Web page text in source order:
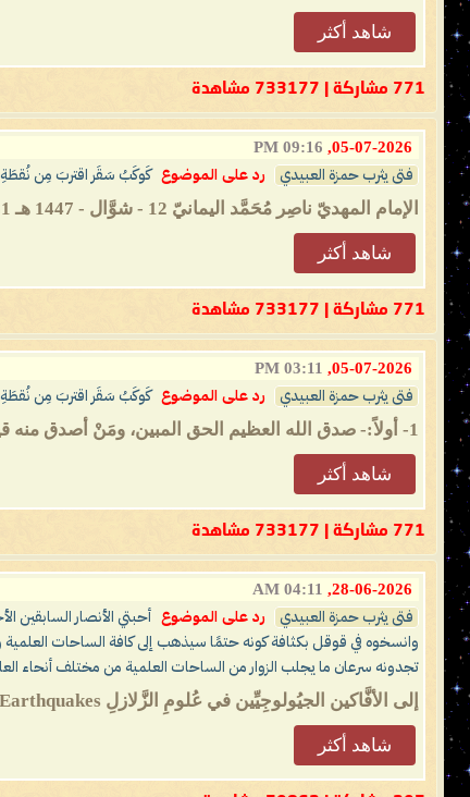
شاهد أكثر
771 مشاركة | 733177 مشاهدة
05-07-2026,
09:16 PM
فتى يثرب حمزة العبيدي رد على الموضوع كَوكَبُ سَقَر اقتربَ مِن نُقطَةِ
الإمام المهديّ ناصِر مُحَمَّد اليمانيّ 12 - شوَّال - 1447 هـ 31 - 03 - 2026 مـ 05:54 مساءً (بحسب التَّقويم الرّسميّ لأم القُرى) ...
شاهد أكثر
771 مشاركة | 733177 مشاهدة
05-07-2026,
03:11 PM
فتى يثرب حمزة العبيدي رد على الموضوع كَوكَبُ سَقَر اقتربَ مِن نُقطَةِ
1- أولاً:- صدق الله العظيم الحق المبين، ومَنْ أصدق منه قيلاً، نستغفره ونتوب إليه. رضينا بالله رباً، وبالإسلام ديناً، وبمحمدٍ -صلى الله عليه وسلم-...
شاهد أكثر
771 مشاركة | 733177 مشاهدة
28-06-2026,
04:11 AM
فتى يثرب حمزة العبيدي رد على الموضوع
أحبتي الأنصار السابقين
وانسخوه في قوقل بكثافة كونه حتمًا سيذهب إلى كافة الساحات العلمية
تجدونه سرعان ما يجلب الزوار من الساحات العلمية من مختلف أنحاء
‏إلى الأفَّاكين الجيُولوجِيِّين في عُلومِ الزَّلازلِ Earthquakes .. زلزال المغرب Morocco ‏الإمام المهديّ ناصر محمد اليمانيّ ‏16 - رجب - 1444 هـ...
شاهد أكثر